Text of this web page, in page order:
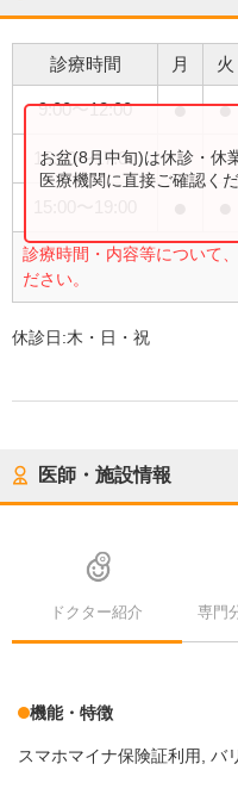
診療時間 月 火
9:00〜12:00 ● ●
15:00〜17:00
診療時間・内容等について
ださい。
お盆(8月中旬)は休診・休
医療機関に直接ご確認くだ
休診日:木・日・祝
医師・施設情報
ドクター紹介 専門
機能・特徴
スマホマイナ保険証利用 バ